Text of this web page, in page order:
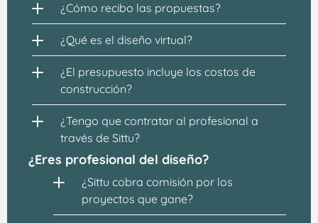
¿Cómo recibo las propuestas?
¿Qué es el diseño virtual?
¿El presupuesto incluye los costos de
construcción?
¿Tengo que contratar al profesional a
través de Sittu?
¿Eres profesional del diseño?
¿Sittu cobra comisión por los
proyectos que gane?